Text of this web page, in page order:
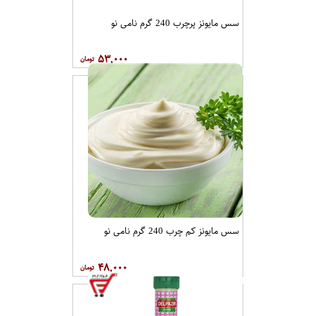
سس مایونز پرچرب 240 گرم نامی نو
۵۳,۰۰۰
سس مایونز کم چرب 240 گرم نامی نو
۴۸,۰۰۰